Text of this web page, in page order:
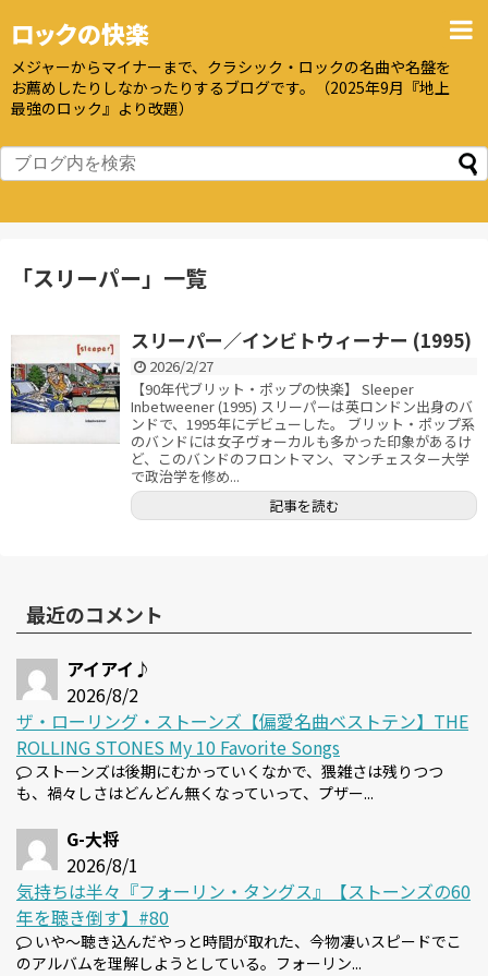
ロックの快楽
メジャーからマイナーまで、クラシック・ロックの名曲や名盤を
お薦めしたりしなかったりするブログです。（2025年9月『地上
最強のロック』より改題）
「スリーパー」 一覧
スリーパー／インビトウィーナー (1995)
2026/2/27
【90年代ブリット・ポップの快楽】 Sleeper
Inbetweener (1995) スリーパーは英ロンドン出身のバ
ンドで、1995年にデビューした。 ブリット・ポップ系
のバンドには女子ヴォーカルも多かった印象があるけ
ど、このバンドのフロントマン、マンチェスター大学
で政治学を修め...
記事を読む
最近のコメント
アイアイ♪
2026/8/2
ザ・ローリング・ストーンズ【偏愛名曲ベストテン】THE
ROLLING STONES My 10 Favorite Songs
ストーンズは後期にむかっていくなかで、猥雑さは残りつつ
も、禍々しさはどんどん無くなっていって、プザー...
G-大将
2026/8/1
気持ちは半々『フォーリン・タングス』【ストーンズの60
年を聴き倒す】#80
いや～聴き込んだやっと時間が取れた、今物凄いスピードでこ
のアルバムを理解しようとしている。フォーリン...